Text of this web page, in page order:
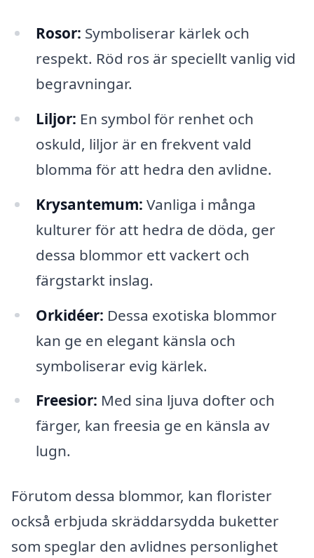
Rosor: Symboliserar kärlek och
respekt. Röd ros är speciellt vanlig vid
begravningar.
Liljor: En symbol för renhet och
oskuld, liljor är en frekvent vald
blomma för att hedra den avlidne.
Krysantemum: Vanliga i många
kulturer för att hedra de döda, ger
dessa blommor ett vackert och
färgstarkt inslag.
Orkidéer: Dessa exotiska blommor
kan ge en elegant känsla och
symboliserar evig kärlek.
Freesior: Med sina ljuva dofter och
färger, kan freesia ge en känsla av
lugn.
Förutom dessa blommor, kan florister
också erbjuda skräddarsydda buketter
som speglar den avlidnes personlighet